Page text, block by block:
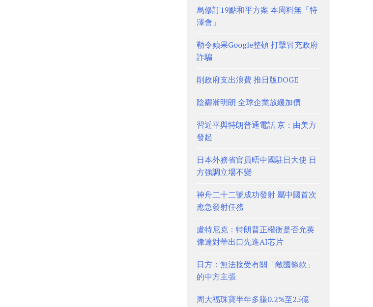
烏修訂19點和平方案 本周料無「特
澤會」
勒令蘋果Google整頓 打擊冒充政府
詐騙
削政府支出浪費 推日版DOGE
陰霾漸明朗 全球企業放緩加價
習近平與特朗普通電話 京：由美方
發起
日本外務省官員晤中國駐日大使 日
方強調立場不變
神舟二十二號成功發射 屬中國首次
應急發射任務
盧特尼克：特朗普正權衡是否允英
偉達對華出口先進AI芯片
日方：無法接受有關「敵國條款」
的中方主張
周大福珠寶半年多賺0.2%至25億